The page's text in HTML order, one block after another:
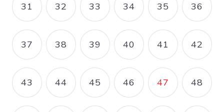
PAGE
31 PAGE
32 PAGE
33 PAGE
34 PAGE
35 PAGE
36
PAGE
37 PAGE
38 PAGE
39 PAGE
40 PAGE
41 PAGE
42
PAGE
43 PAGE
44 PAGE
45 PAGE
46 PAGE
47 PAGE
48